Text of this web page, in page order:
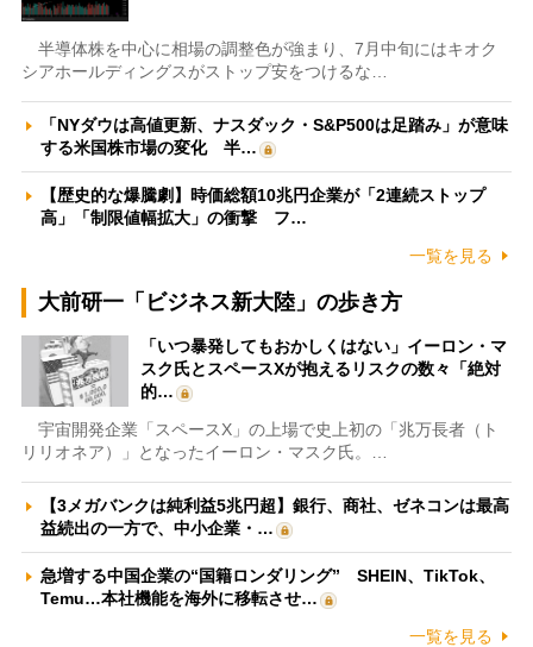
半導体株を中心に相場の調整色が強まり、7月中旬にはキオク
シアホールディングスがストップ安をつけるな…
「NYダウは高値更新、ナスダック・S&P500は足踏み」が意味
する米国株市場の変化 半…
【歴史的な爆騰劇】時価総額10兆円企業が「2連続ストップ
高」「制限値幅拡大」の衝撃 フ…
一覧を見る
大前研一「ビジネス新大陸」の歩き方
「いつ暴発してもおかしくはない」イーロン・マ
スク氏とスペースXが抱えるリスクの数々「絶対
的…
宇宙開発企業「スペースX」の上場で史上初の「兆万長者（ト
リリオネア）」となったイーロン・マスク氏。…
【3メガバンクは純利益5兆円超】銀行、商社、ゼネコンは最高
益続出の一方で、中小企業・…
急増する中国企業の“国籍ロンダリング” SHEIN、TikTok、
Temu…本社機能を海外に移転させ…
一覧を見る